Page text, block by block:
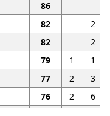
86
82
2
82
2
79 1
1
77 2
3
76 2
6